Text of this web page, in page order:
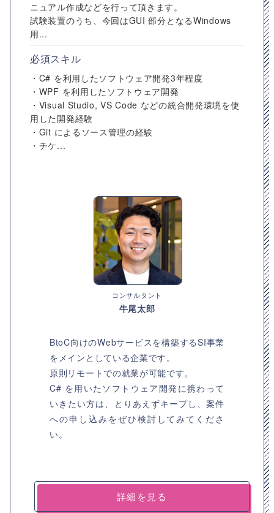
ニュアル作成などを行って頂きます。
試験装置のうち、今回はGUI 部分となるWindows
用...
必須スキル
・C# を利用したソフトウェア開発3年程度
・WPF を利用したソフトウェア開発
・Visual Studio, VS Code などの統合開発環境を使
用した開発経験
・Git によるソース管理の経験
・チケ...
コンサルタント
牛尾太郎
BtoC向けのWebサービスを構築するSI事業
をメインとしている企業です。
原則リモートでの就業が可能です。
C# を用いたソフトウェア開発に携わって
いきたい方は、とりあえずキープし、案件
への申し込みをぜひ検討してみてくださ
い。
詳細を見る